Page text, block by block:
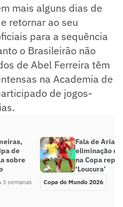
mais alguns dias de
retornar ao seu
para a sequência
o Brasileirão não
de Abel Ferreira têm
na Academia de
de jogos-
de
sobre
3 semanas
Fala de Arias
eliminação
na Copa
‘Loucura’
Copa do Mundo 2026